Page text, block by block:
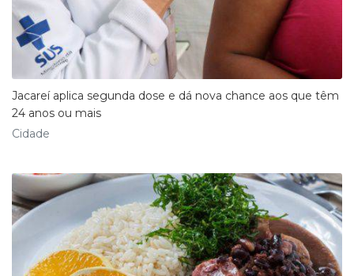
Jacareí aplica segunda dose e dá nova chance aos que têm
24 anos ou mais
Cidade